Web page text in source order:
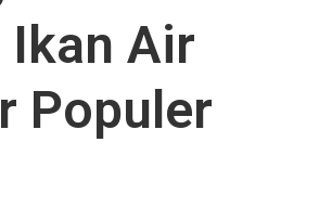
Air
Populer